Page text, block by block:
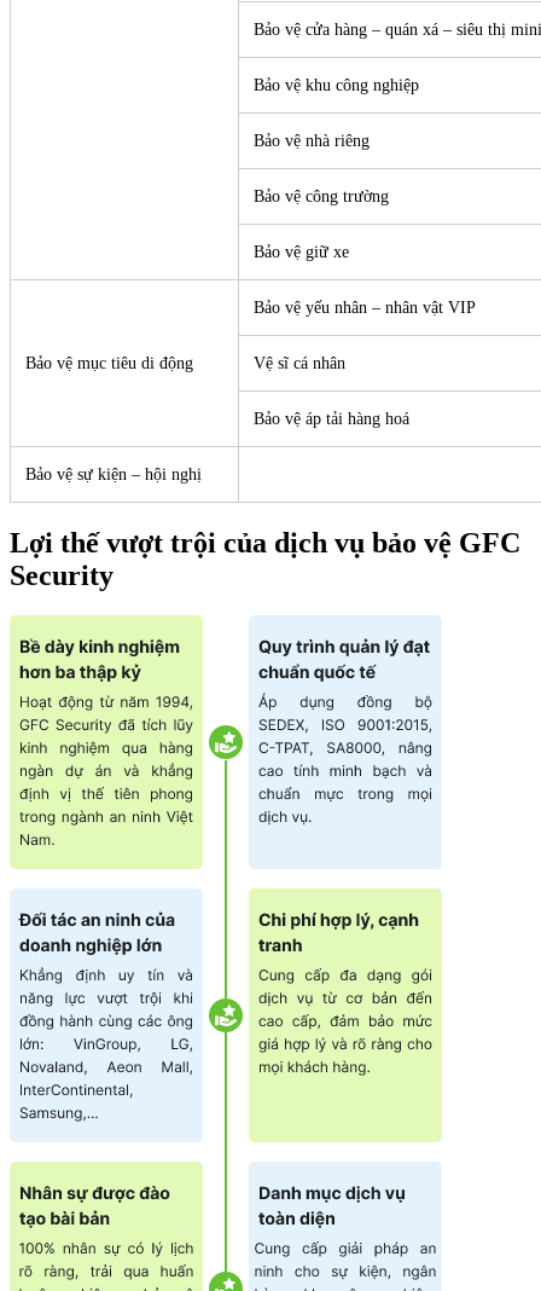
Bảo vệ cửa hàng – quán xá – siêu thị mini
Bảo vệ khu công nghiệp
Bảo vệ nhà riêng
Bảo vệ công trường
Bảo vệ giữ xe
Bảo vệ mục tiêu di động
Bảo vệ yếu nhân – nhân vật VIP
Vệ sĩ cá nhân
Bảo vệ áp tải hàng hoá
Bảo vệ sự kiện – hội nghị
Lợi thế vượt trội của dịch vụ bảo vệ GFC
Security